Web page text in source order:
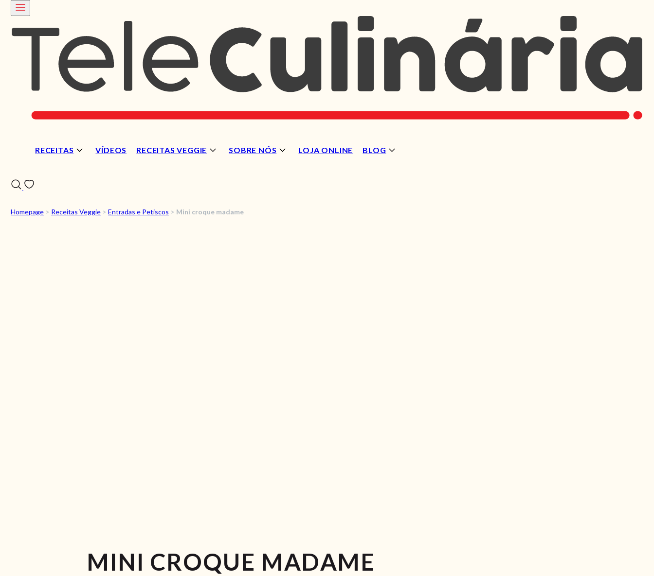
RECEITAS VÍDEOS RECEITAS VEGGIE SOBRE NÓS LOJA ONLINE BLOG
Homepage > Receitas Veggie > Entradas e Petiscos > Mini croque madame
MINI CROQUE MADAME